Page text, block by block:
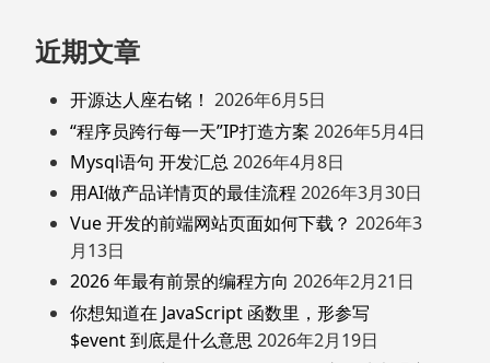
近期文章
开源达人座右铭！ 2026年6月5日
“程序员跨行每一天”IP打造方案 2026年5月4日
Mysql语句 开发汇总 2026年4月8日
用AI做产品详情页的最佳流程 2026年3月30日
Vue 开发的前端网站页面如何下载？ 2026年3
月13日
2026 年最有前景的编程方向 2026年2月21日
你想知道在 JavaScript 函数里，形参写
$event 到底是什么意思 2026年2月19日